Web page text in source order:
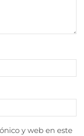
y web en este